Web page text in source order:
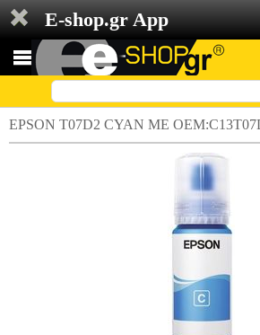
E-shop.gr App
EPSON T07D2 CYAN ΜΕ